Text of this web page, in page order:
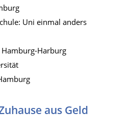
Uni einmal anders
Harburg
aus Geld